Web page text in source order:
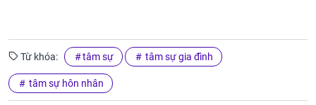
Từ khóa: tâm sự tâm sự gia đình
tâm sự hôn nhân